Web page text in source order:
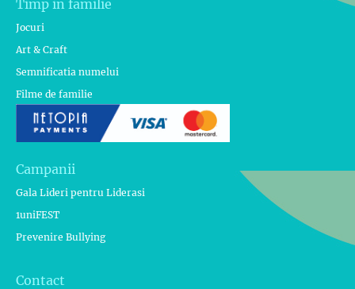
Timp in familie
Jocuri
Art & Craft
Semnificatia numelui
Filme de familie
Campanii
Gala Lideri pentru Liderasi
1uniFEST
Prevenire Bullying
Contact